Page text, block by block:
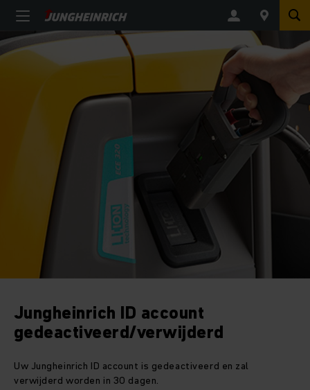
Jungheinrich ID account
gedeactiveerd/verwijderd
Uw Jungheinrich ID account is gedeactiveerd en zal
verwijderd worden in 30 dagen.